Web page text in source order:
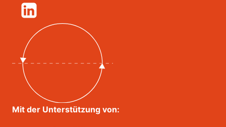
Mit der Unterstützung von: